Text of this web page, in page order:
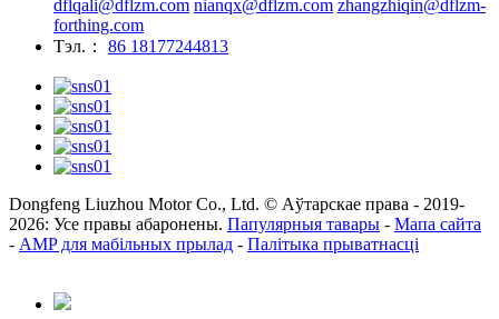
dflqali@dflzm.com nianqx@dflzm.com zhangzhiqin@dflzm-
forthing.com
Тэл.：
86 18177244813
Dongfeng Liuzhou Motor Co., Ltd. © Аўтарскае права - 2019-
2026: Усе правы абаронены. Папулярныя тавары - Мапа сайта
- AMP для мабільных прылад - Палітыка прыватнасці